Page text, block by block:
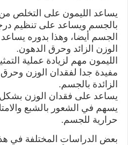
يساعد الليمون على التخلص
بالجسم ويساعد على تنظيم
الجسم أيضا، وهذا بدوره
الوزن الزائد وحرق الدهون.
الليمون مهم لزيادة عملية
مفيدة جدا لفقدان الوزن وحرق
الزائدة بالجسم.
يساعد على فقدان الوزن
يسهم في الشعور بالشبع
حرارية للجسم.
بعض الدراسات المختلفة في